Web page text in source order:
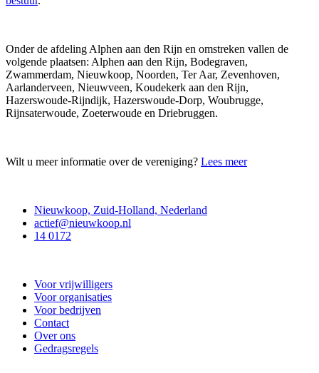
Onder de afdeling Alphen aan den Rijn en omstreken vallen de
volgende plaatsen: Alphen aan den Rijn, Bodegraven,
Zwammerdam, Nieuwkoop, Noorden, Ter Aar, Zevenhoven,
Aarlanderveen, Nieuwveen, Koudekerk aan den Rijn,
Hazerswoude-Rijndijk, Hazerswoude-Dorp, Woubrugge,
Rijnsaterwoude, Zoeterwoude en Driebruggen.
Wilt u meer informatie over de vereniging? Lees meer
Nieuwkoop, Zuid-Holland, Nederland
actief@nieuwkoop.nl
14 0172
Voor vrijwilligers
Voor organisaties
Voor bedrijven
Contact
Over ons
Gedragsregels